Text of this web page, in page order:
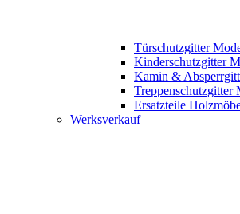
Türschutzgitter
Kinderschutzgitter
Kamin &
Treppenschutzgitter
Ersatzteile
Werksverkauf